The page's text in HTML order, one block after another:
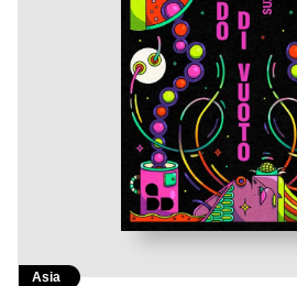
Asia